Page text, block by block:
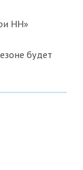
НН»
будет